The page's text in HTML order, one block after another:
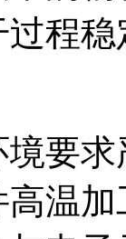
程
要
温